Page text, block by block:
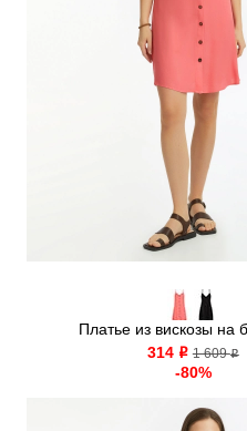
Платье из вискозы на
314 o 1 609o
-80%